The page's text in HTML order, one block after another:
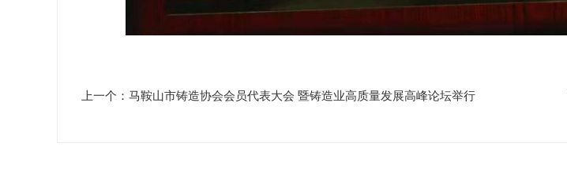
上一个：马鞍山市铸造协会会员代表大会 暨铸造业高质量发展高峰论坛举行